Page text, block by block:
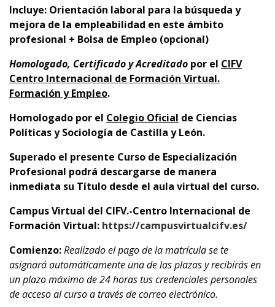
Incluye: Orientación laboral para la búsqueda y
mejora de la empleabilidad en este ámbito
profesional + Bolsa de Empleo (opcional)
Homologado, Certificado y Acreditado por el CIFV
Centro Internacional de Formación Virtual.
Formación y Empleo.
Homologado por el Colegio Oficial de Ciencias
Políticas y Sociología de Castilla y León.
Superado el presente Curso de Especialización
Profesional podrá descargarse de manera
inmediata su Título desde el aula virtual del curso.
Campus Virtual del CIFV.-Centro Internacional de
Formación Virtual: https://campusvirtualcifv.es/
Comienzo:Realizado el pago de la matrícula se te
asignará automáticamente una de las plazas y recibirás en
un plazo máximo de 24 horas tus credenciales personales
de acceso al curso a través de correo electrónico.